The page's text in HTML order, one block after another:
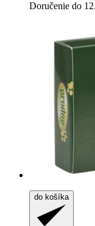
Doručenie do
do košíka